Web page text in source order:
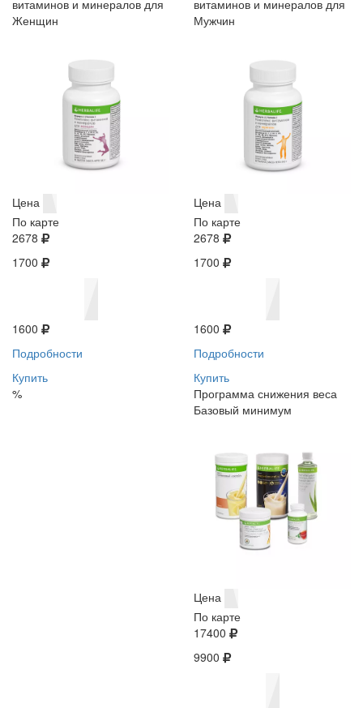
витаминов и минералов для
Женщин
Цена
По карте
2678
1700
1600
Подробности
Купить
%
витаминов и минералов для
Мужчин
Цена
По карте
2678
1700
1600
Подробности
Купить
Программа снижения веса
Базовый минимум
Цена
По карте
17400
9900